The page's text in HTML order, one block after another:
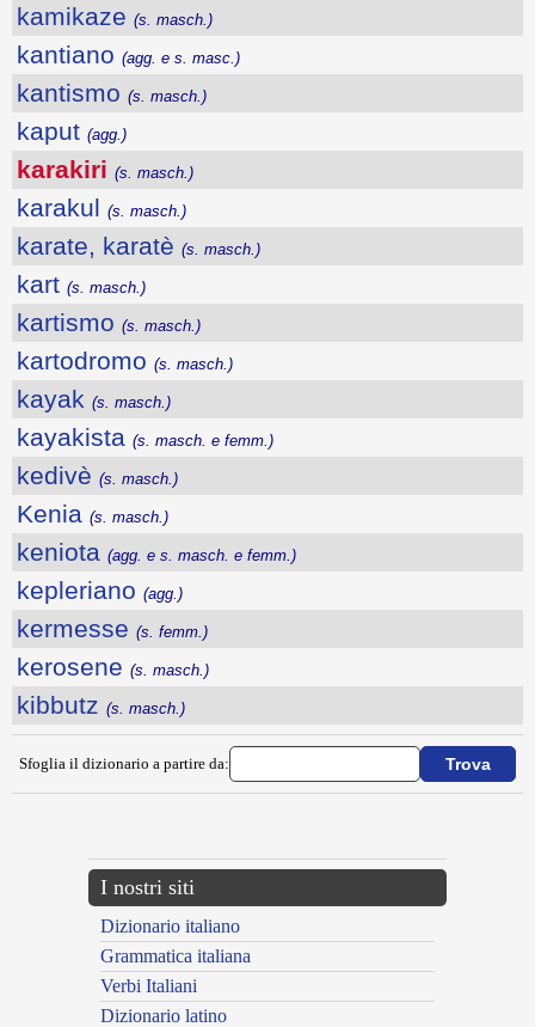
kamikaze (s. masch.)
kantiano (agg. e s. masc.)
kantismo (s. masch.)
kaput (agg.)
karakiri (s. masch.)
karakul (s. masch.)
karate, karatè (s. masch.)
kart (s. masch.)
kartismo (s. masch.)
kartodromo (s. masch.)
kayak (s. masch.)
kayakista (s. masch. e femm.)
kedivè (s. masch.)
Kenia (s. masch.)
keniota (agg. e s. masch. e femm.)
kepleriano (agg.)
kermesse (s. femm.)
kerosene (s. masch.)
kibbutz (s. masch.)
Sfoglia il dizionario a partire da:
I nostri siti
Dizionario italiano
Grammatica italiana
Verbi Italiani
Dizionario latino